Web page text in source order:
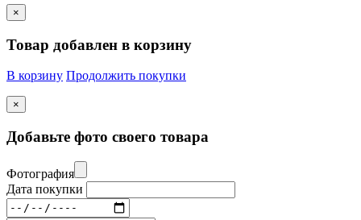
×
Товар добавлен в корзину
В корзину Продолжить покупки
×
Добавьте фото своего товара
Фотография
Дата покупки